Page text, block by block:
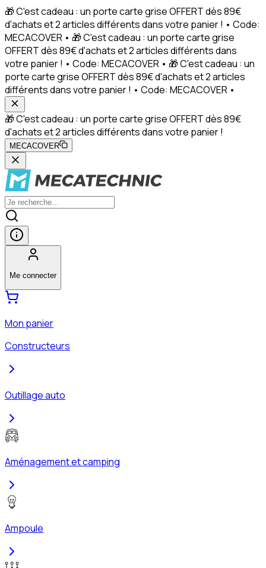
🎁 C'est cadeau : un porte carte grise OFFERT dès 89€
d'achats et 2 articles différents dans votre panier ! • Code:
MECACOVER • 🎁 C'est cadeau : un porte carte grise
OFFERT dès 89€ d'achats et 2 articles différents dans
votre panier ! • Code: MECACOVER • 🎁 C'est cadeau : un
porte carte grise OFFERT dès 89€ d'achats et 2 articles
différents dans votre panier ! • Code: MECACOVER •
🎁 C'est cadeau : un porte carte grise OFFERT dès 89€
d'achats et 2 articles différents dans votre panier !
MECACOVER
Me connecter
Mon panier
Constructeurs
Outillage auto
Aménagement et camping
Ampoule